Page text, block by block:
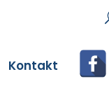
Kontakt